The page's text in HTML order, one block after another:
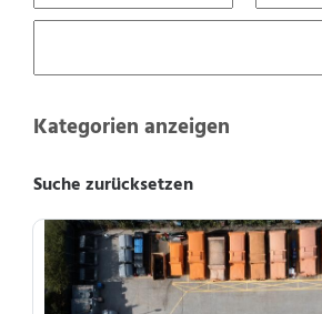
Kategorien anzeigen
Suche zurücksetzen